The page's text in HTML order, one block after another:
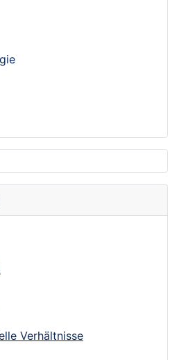
Verhältnisse